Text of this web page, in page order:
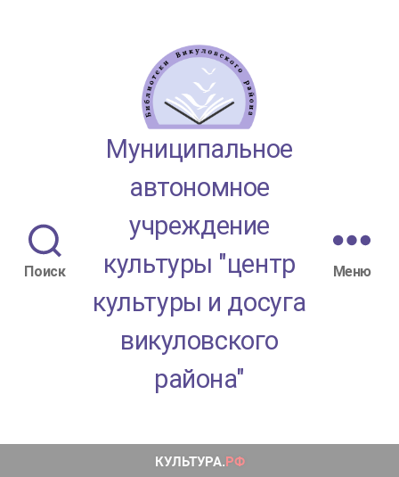
Поиск
МАУК
"ЦКД
района"
Муниципальное
автономное
учреждение
культуры "центр
культуры и досуга
викуловского
района"
Меню